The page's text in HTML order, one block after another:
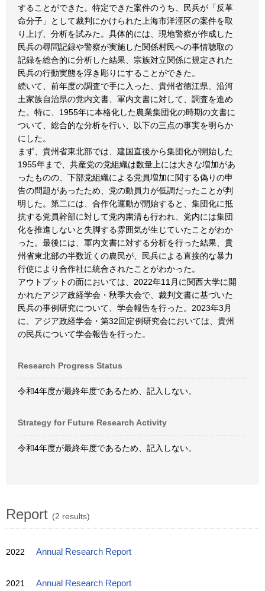
することができた。特定できた案件のうち、民兵が「反革
命分子」として裁判にかけられた上海市洋涇区の案件を取
り上げ、分析を試みた。具体的には、現地警察が作成した
民兵の尋問記録や警察が実施した関係村民への事情聴取の
記録を総合的に分析した結果、宗族対立関係に規定された
民兵の行動実態を浮き彫りにすることができた。
続いて、前年度の調査で手に入った、貴州省徳江県、沿河
土家族自治県の党内文書、軍内文書に対して、調査を進め
た。特に、1955年に本格化した農業集団化の時期の文書に
ついて、総合的な分析を行い、以下の三点の事実を明らか
にした。
まず、貴州省東北部では、建国直後から集団化が開始した
1955年まで、共産党の党組織は数量上には大きな増加があ
ったものの、下部党組織による党員増加に関する偽りの申
告の問題があったため、党の動員力が低調だったことが判
明した。第二には、合作化運動が開始すると、集団化に抵
抗する党員幹部に対して党内粛清も行われ、党内には集団
化を推進しないと失脚する雰囲気が生じていたことがわか
った。最後には、軍内文書に対する分析を行った結果、貴
州省東北部の半数近くの農民が、民兵による直接的な暴力
行使により合作社に統合されたことがわかった。
アウトプットの面においては、2022年11月に関西大学に開
かれたアジア政経学会・秋季大会で、裁判文書に基づいた
民兵の事例研究について、学会報告を行った。2023年3月
に、アジア政経学会・第32回定例研究会においては、貴州
の民兵について学会報告を行った。
Research Progress Status
令和4年度が最終年度であるため、記入しない。
Strategy for Future Research Activity
令和4年度が最終年度であるため、記入しない。
Report (2 results)
2022 Annual Research Report
2021 Annual Research Report